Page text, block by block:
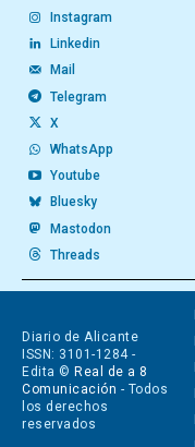
Instagram
Linkedin
Mail
Telegram
X
WhatsApp
Youtube
Bluesky
Mastodon
Threads
Diario de Alicante
ISSN: 3101-1284 -
Edita © Real de a 8
Comunicación - Todos
los derechos
reservados